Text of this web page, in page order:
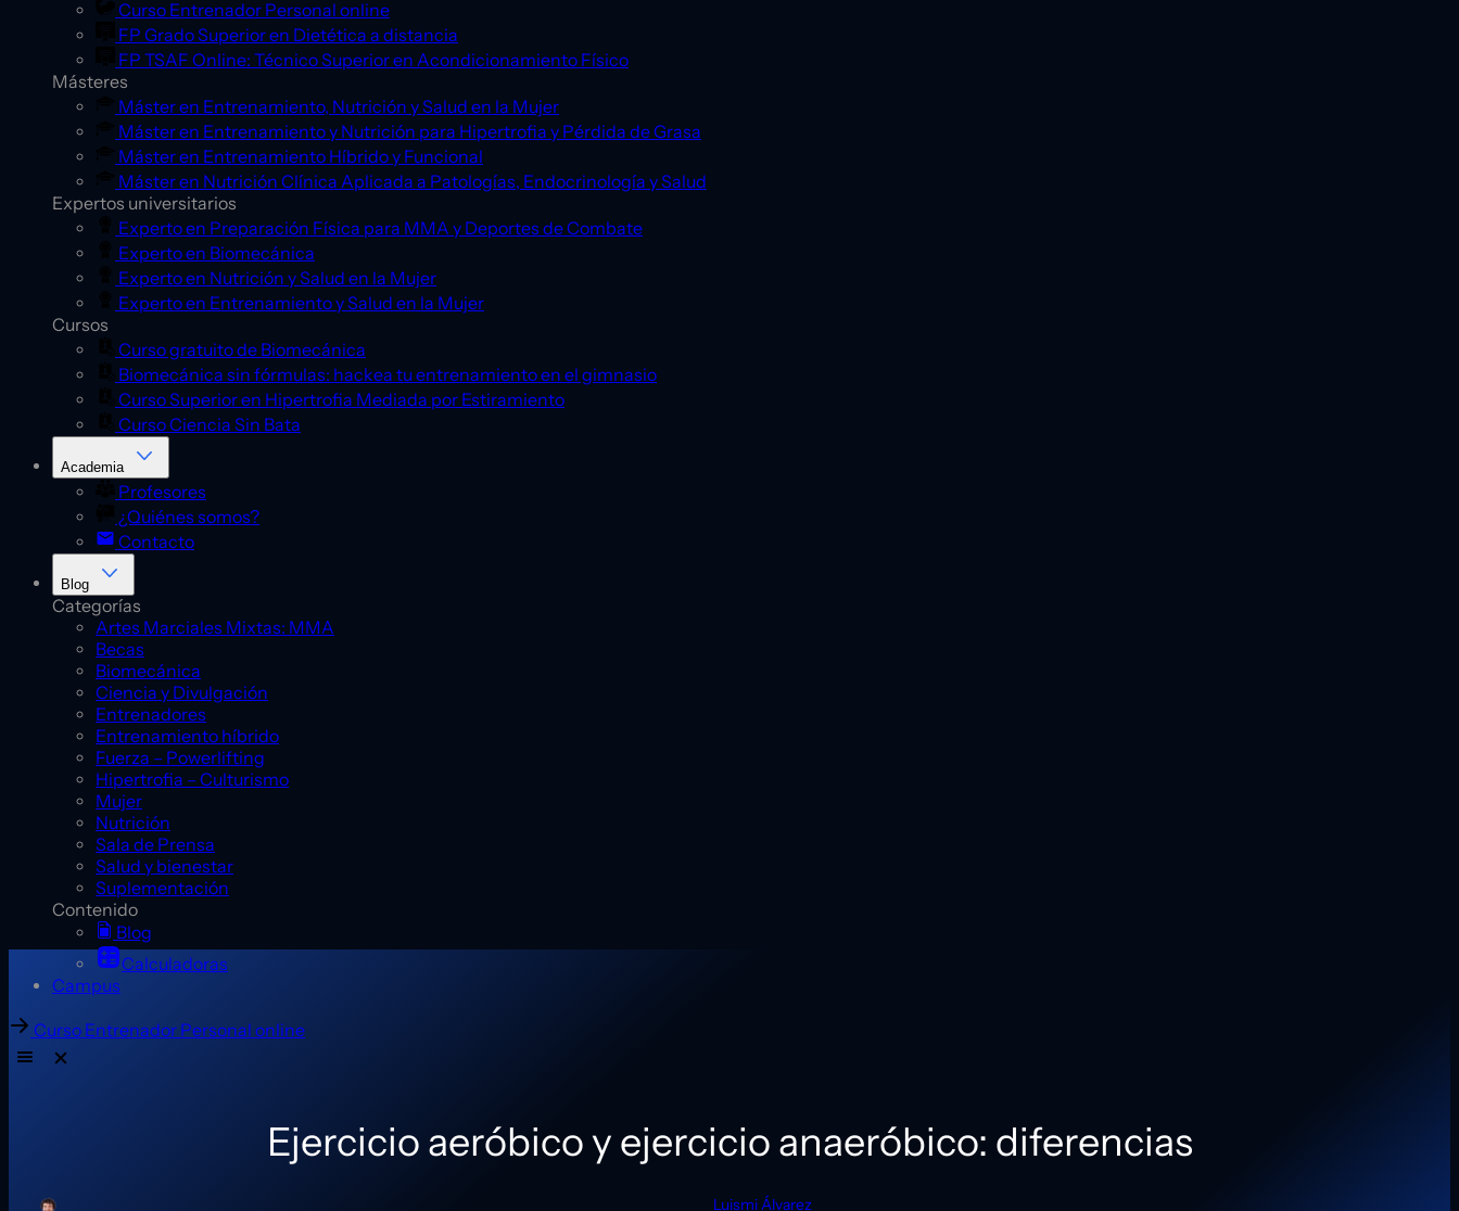
Curso Entrenador Personal online
FP Grado Superior en Dietética a distancia
FP TSAF Online: Técnico Superior en Acondicionamiento Físico
Másteres
Máster en Entrenamiento, Nutrición y Salud en la Mujer
Máster en Entrenamiento y Nutrición para Hipertrofia y Pérdida de Grasa
Máster en Entrenamiento Híbrido y Funcional
Máster en Nutrición Clínica Aplicada a Patologías, Endocrinología y Salud
Expertos universitarios
Experto en Preparación Física para MMA y Deportes de Combate
Experto en Biomecánica
Experto en Nutrición y Salud en la Mujer
Experto en Entrenamiento y Salud en la Mujer
Cursos
Curso gratuito de Biomecánica
Biomecánica sin fórmulas: hackea tu entrenamiento en el gimnasio
Curso Superior en Hipertrofia Mediada por Estiramiento
Curso Ciencia Sin Bata
Academia
Profesores
¿Quiénes somos?
Contacto
Blog
Categorías
Artes Marciales Mixtas: MMA
Becas
Biomecánica
Ciencia y Divulgación
Entrenadores
Entrenamiento híbrido
Fuerza – Powerlifting
Hipertrofia – Culturismo
Mujer
Nutrición
Sala de Prensa
Salud y bienestar
Suplementación
Contenido
Blog
Calculadoras
Campus
Curso Entrenador Personal online
Ejercicio aeróbico y ejercicio anaeróbico: diferencias
Luismi Álvarez